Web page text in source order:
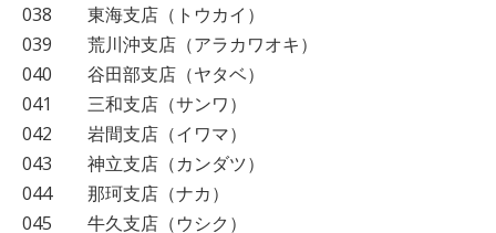
038 東海支店（トウカイ）
039 荒川沖支店（アラカワオキ）
040 谷田部支店（ヤタベ）
041 三和支店（サンワ）
042 岩間支店（イワマ）
043 神立支店（カンダツ）
044 那珂支店（ナカ）
045 牛久支店（ウシク）